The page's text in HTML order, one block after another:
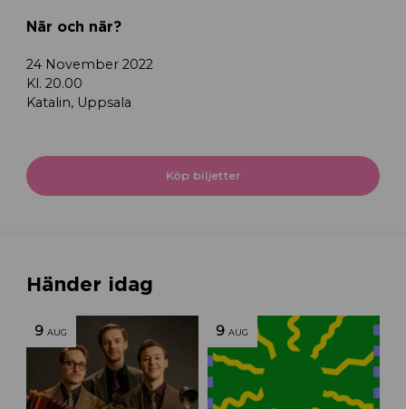
När och när?
24 November 2022
Kl. 20.00
Katalin, Uppsala
Köp biljetter
Händer idag
9 AUG 9 AUG